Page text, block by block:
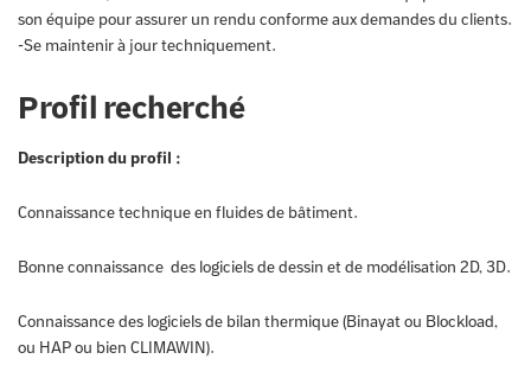
son équipe pour assurer un rendu conforme aux demandes du clients.
-Se maintenir à jour techniquement.
Profil recherché
Description du profil :
Connaissance technique en fluides de bâtiment.
Bonne connaissance des logiciels de dessin et de modélisation 2D, 3D.
Connaissance des logiciels de bilan thermique (Binayat ou Blockload,
ou HAP ou bien CLIMAWIN).